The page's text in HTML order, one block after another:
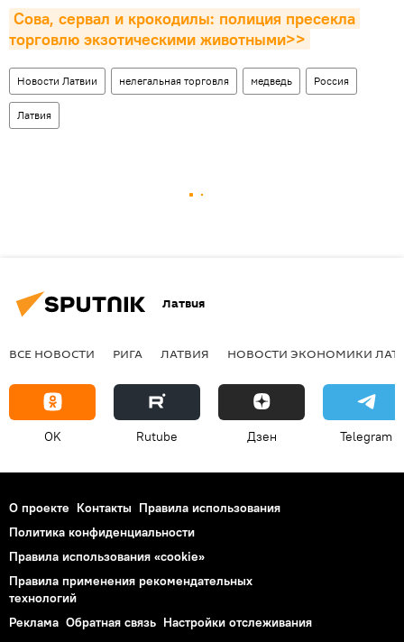
Сова, сервал и крокодилы: полиция пресекла
торговлю экзотическими животными>>
Новости Латвии нелегальная торговля медведь Россия
Латвия
Латвия
ВСЕ НОВОСТИ РИГА ЛАТВИЯ НОВОСТИ ЭКОНОМИКИ
OK Rutube Дзен Telegram
О проекте Контакты Правила использования
Политика конфиденциальности
Правила использования «cookie»
Правила применения рекомендательных
технологий
Реклама Обратная связь Настройки отслеживания